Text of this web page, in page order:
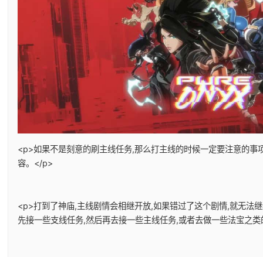
<p>如果不是刻意的刷主线任务,那么打主线的时候一定要注意的事
容。</p>
<p>打到了神庙,主线剧情会相继开放,如果错过了这个剧情,就无法
先接一些支线任务,然后再去接一些主线任务,或者去做一些法宝之